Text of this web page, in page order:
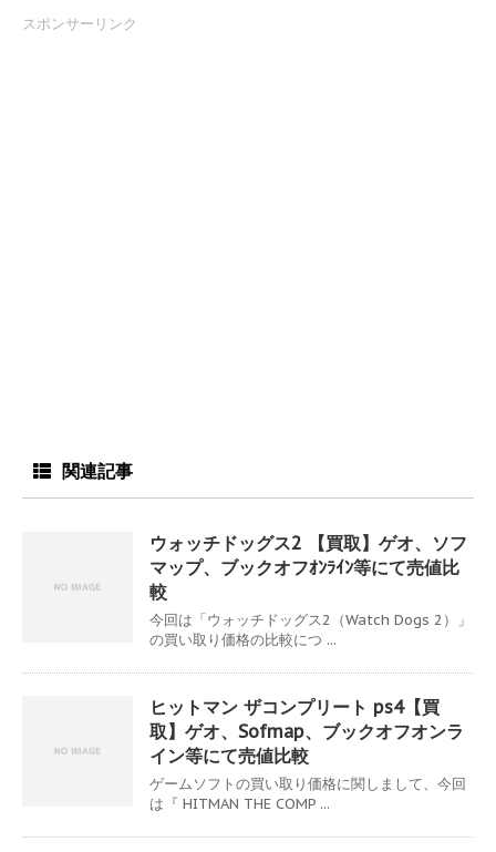
スポンサーリンク
関連記事
ウォッチドッグス2 【買取】ゲオ、ソフ
マップ、ブックオフｵﾝﾗｲﾝ等にて売値比
較
今回は「ウォッチドッグス2（Watch Dogs 2）」
の買い取り価格の比較につ ...
ヒットマン ザコンプリート ps4【買
取】ゲオ、Sofmap、ブックオフオンラ
イン等にて売値比較
ゲームソフトの買い取り価格に関しまして、今回
は『 HITMAN THE COMP ...